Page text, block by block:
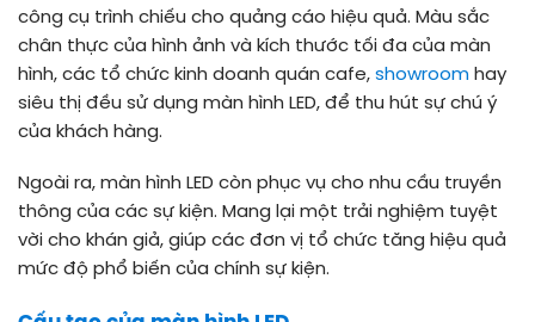
công cụ trình chiếu cho quảng cáo hiệu quả. Màu sắc
chân thực của hình ảnh và kích thước tối đa của màn
hình, các tổ chức kinh doanh quán cafe, showroom hay
siêu thị đều sử dụng màn hình LED, để thu hút sự chú ý
của khách hàng.
Ngoài ra, màn hình LED còn phục vụ cho nhu cầu truyền
thông của các sự kiện. Mang lại một trải nghiệm tuyệt
vời cho khán giả, giúp các đơn vị tổ chức tăng hiệu quả
mức độ phổ biến của chính sự kiện.